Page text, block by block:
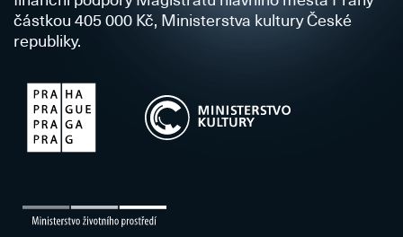
částkou 405 000 Kč, Ministerstva kultury České
republiky.